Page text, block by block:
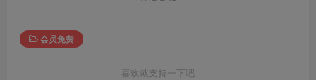
会员免费
喜欢就支持一下吧